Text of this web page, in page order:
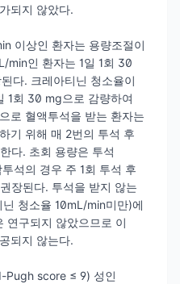
되지 않았다.
이상인 환자는 용량조절이
min인 환자는 1일 1회 30
다. 크레아티닌 청소율이
1회 30 mg으로 감량하여
로 혈액투석을 받는 환자는
기 위해 매 2번의 투석 후
다. 초회 용량은 투석
석의 경우 주 1회 투석 후
장된다. 투석을 받지 않는
청소율 10mL/min미만)에
연구되지 않았으므로 이
되지 않는다.
Pugh score ≤ 9) 성인